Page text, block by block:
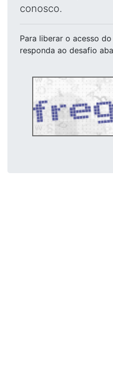
conosco.
Para liberar o acesso do
responda ao desafio